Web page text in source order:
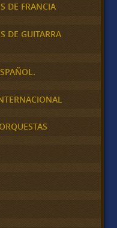
DE FRANCIA
DE GUITARRA